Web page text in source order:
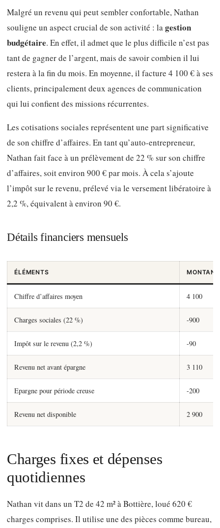
Malgré un revenu qui peut sembler confortable, Nathan
souligne un aspect crucial de son activité : lagestion
budgétaire. En effet, il admet que le plus difficile n’est pas
tant de gagner de l’argent, mais de savoir combien il lui
restera à la fin du mois. En moyenne, il facture 4 100 € à ses
clients, principalement deux agences de communication
qui lui confient des missions récurrentes.
Les cotisations sociales représentent une part significative
de son chiffre d’affaires. En tant qu’auto-entrepreneur,
Nathan fait face à un prélèvement de 22 % sur son chiffre
d’affaires, soit environ 900 € par mois. À cela s’ajoute
l’impôt sur le revenu, prélevé via le versement libératoire à
2,2 %, équivalent à environ 90 €.
Détails financiers mensuels
ÉLÉMENTS
Chiffre d’affaires moyen 4 100
Charges sociales (22 %) -900
Impôt sur le revenu (2,2 %) -90
Revenu net avant épargne 3 110
Epargne pour période creuse -200
Revenu net disponible 2 900
Charges fixes et dépenses
quotidiennes
Nathan vit dans un T2 de 42 m² à Bottière, loué 620 €
charges comprises. Il utilise une des pièces comme bureau,